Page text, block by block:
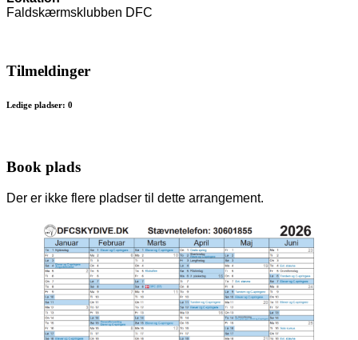
Faldskærmsklubben DFC
Tilmeldinger
Ledige pladser: 0
Book plads
Der er ikke flere pladser til dette arrangement.